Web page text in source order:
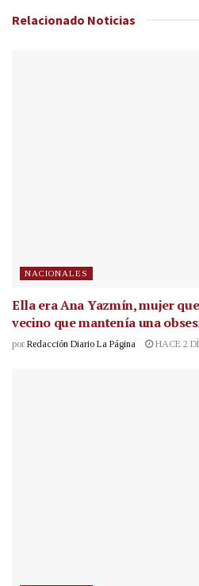
Relacionado Noticias
NACIONALES
Ella era Ana Yazmín, mujer
vecino que mantenía una
por Redacción Diario La Página HACE 2